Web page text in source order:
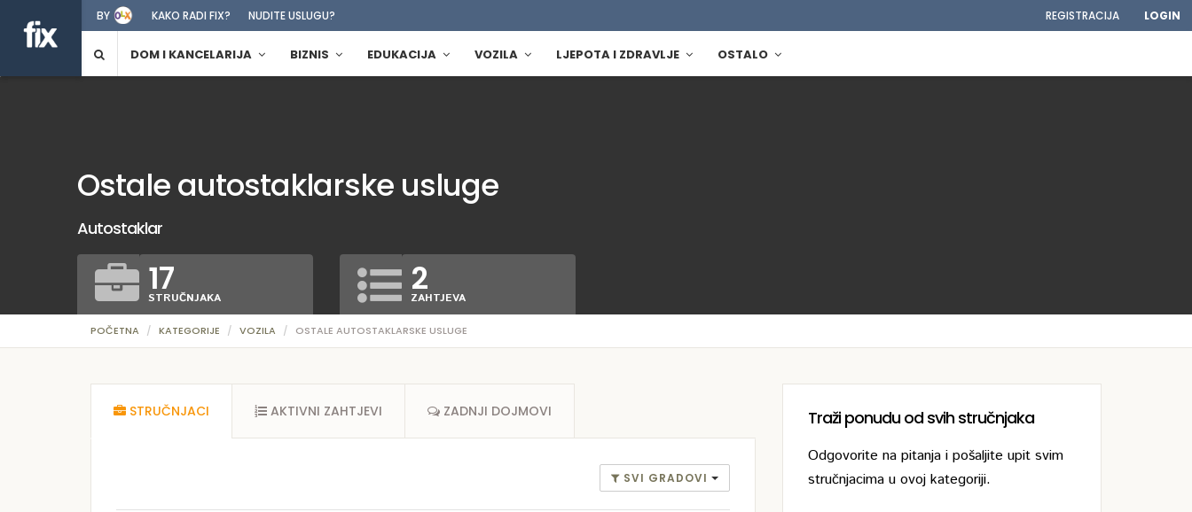
BY KAKO RADI FIX? NUDITE USLUGU? REGISTRACIJA LOGIN
DOM I KANCELARIJA BIZNIS EDUKACIJA VOZILA LJEPOTA I ZDRAVLJE OSTALO
POČETNA KATEGORIJE VOZILA OSTALE AUTOSTAKLARSKE USLUGE
Ostale autostaklarske usluge
Autostaklar
17
STRUČNJAKA 2
ZAHTJEVA
Traži ponudu od svih stručnjaka
Odgovorite na pitanja i pošaljite upit svim
stručnjacima u ovoj kategoriji.
STRUČNJACI AKTIVNI ZAHTJEVI ZADNJI DOJMOVI
SVI GRADOVI